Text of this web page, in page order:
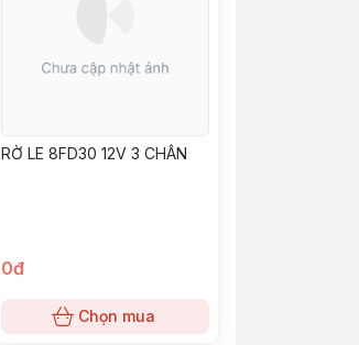
RỜ LE 8FD30 12V 3 CHÂN
0đ
Chọn mua